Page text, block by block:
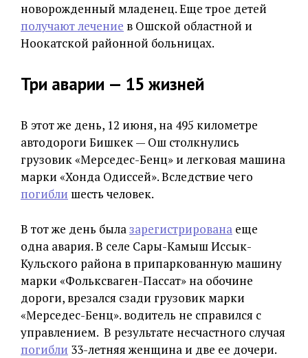
новорожденный младенец. Еще трое детей
получают лечение в Ошской областной и
Ноокатской районной больницах.
Три аварии — 15 жизней
В этот же день, 12 июня, на 495 километре
автодороги Бишкек — Ош столкнулись
грузовик «Мерседес-Бенц» и легковая машина
марки «Хонда Одиссей». Вследствие чего
погибли шесть человек.
В тот же день былазарегистрирована еще
одна авария. В селе Сары-Камыш Иссык-
Кульского района в припаркованную машину
марки «Фольксваген-Пассат» на обочине
дороги, врезался сзади грузовик марки
«Мерседес-Бенц». водитель не справился с
управлением. В результате несчастного случая
погибли 33-летняя женщина и две ее дочери.